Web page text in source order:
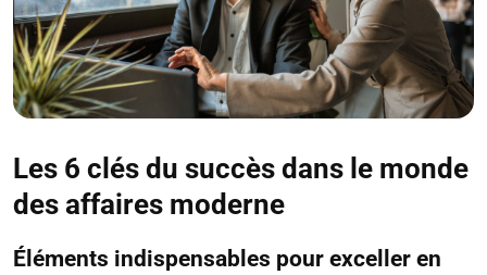
Les 6 clés du succès dans le monde
des affaires moderne
Éléments indispensables pour exceller en